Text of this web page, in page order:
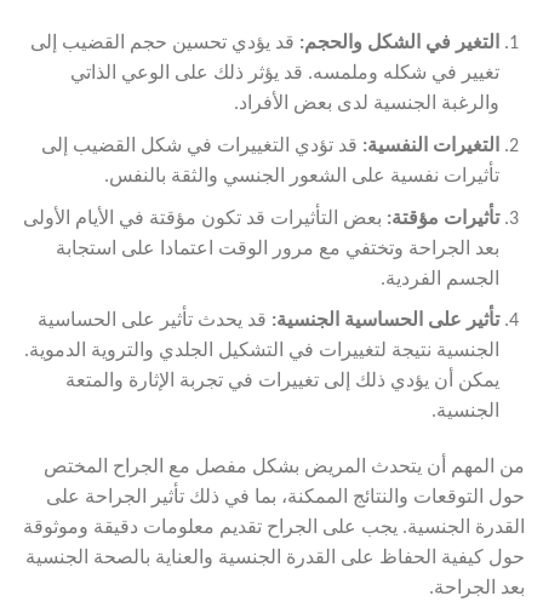
التغير في الشكل والحجم: قد يؤدي تحسين حجم القضيب إلى
تغيير في شكله وملمسه. قد يؤثر ذلك على الوعي الذاتي
والرغبة الجنسية لدى بعض الأفراد.
التغيرات النفسية: قد تؤدي التغييرات في شكل القضيب إلى
تأثيرات نفسية على الشعور الجنسي والثقة بالنفس.
تأثيرات مؤقتة: بعض التأثيرات قد تكون مؤقتة في الأيام الأولى
بعد الجراحة وتختفي مع مرور الوقت اعتمادا على استجابة
الجسم الفردية.
تأثير على الحساسية الجنسية: قد يحدث تأثير على الحساسية
الجنسية نتيجة لتغييرات في التشكيل الجلدي والتروية الدموية.
يمكن أن يؤدي ذلك إلى تغييرات في تجربة الإثارة والمتعة
الجنسية.
من المهم أن يتحدث المريض بشكل مفصل مع الجراح المختص
حول التوقعات والنتائج الممكنة، بما في ذلك تأثير الجراحة على
القدرة الجنسية. يجب على الجراح تقديم معلومات دقيقة وموثوقة
حول كيفية الحفاظ على القدرة الجنسية والعناية بالصحة الجنسية
بعد الجراحة.